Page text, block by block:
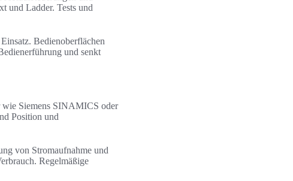
und Ladder. Tests und
Bedienoberflächen
und senkt
wie Siemens SINAMICS oder
Position und
von Stromaufnahme und
Regelmäßige